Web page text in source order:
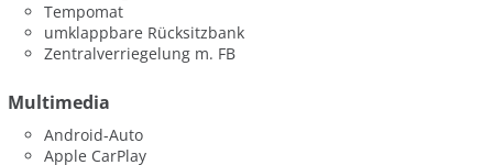
Tempomat
umklappbare Rücksitzbank
Zentralverriegelung m. FB
Multimedia
Android-Auto
Apple CarPlay